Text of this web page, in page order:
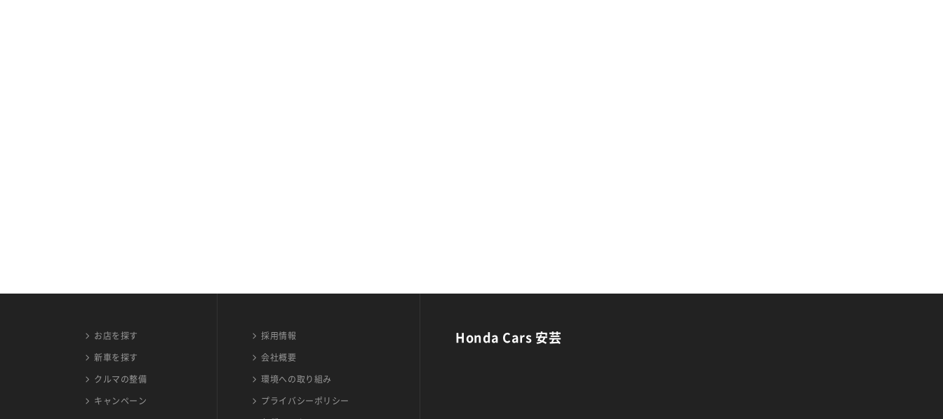
お店を探す
新車を探す
クルマの整備
キャンペーン
採用情報
会社概要
環境への取り組み
プライバシーポリシー
Honda Cars 安芸